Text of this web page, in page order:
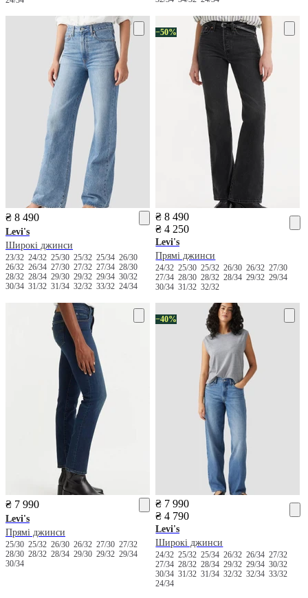
₴ 8 490
Levi's
Широкі джинси
23/32 24/32 25/30 25/32 25/34 26/30
26/32 26/34 27/30 27/32 27/34 28/30
28/32 28/34 29/30 29/32 29/34 30/32
30/34 31/32 31/34 32/32 33/32 24/34
−50%
₴ 8 490
₴ 4 250
Levi's
Прямі джинси
24/3225/3025/3226/3026/3227/30
27/3428/3028/3228/3429/3229/34
30/3431/3232/32
₴ 7 990
Levi's
Прямі джинси
25/30 25/32 26/30 26/32 27/30 27/32
28/30 28/32 28/34 29/30 29/32 29/34
30/34
−40%
₴ 7 990
₴ 4 790
Levi's
Широкі джинси
24/3225/3225/3426/3226/3427/32
27/3428/3228/3429/3229/3430/32
30/3431/3231/3432/3232/3433/32
24/34